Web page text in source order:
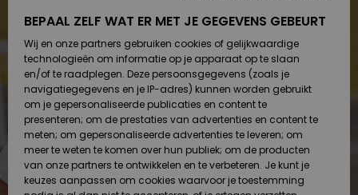
Schoenen &
Slippers
Surf /
Water
Snow
Schoenen &
Slippers
Surf /
Water
Sneeuw
DAMES
Highlights
Snow
SURF
Surf Shop
Highlights
Community
SNOW
Snow Shop
Dames
Snow Shop
Highlights
SALE ON
SALE
Kinderen
VROUW
OUTLET
Retouren
Betaling
Giftcard
Quiksilver
Freedom
BEPAAL ZELF WAT ER MET JE GEGEVENS GEBEURT
Wij en onze partners gebruiken cookies of gelijkwaardige
technologieën om informatie op je apparaat op te slaan
en/of te raadplegen. Deze persoonsgegevens (zoals je
navigatiegegevens en je IP-adres) kunnen worden gebruikt
om je gepersonaliseerde publicaties en content te
presenteren; om de prestaties van advertenties en content te
meten; om gepersonaliseerde advertenties te leveren; om
meer te weten te komen over hun publiek; om de producten
van onze partners te ontwikkelen en te verbeteren. Je kunt je
keuzes aanpassen om cookies waarvoor je toestemming